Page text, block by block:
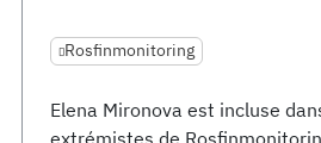
Rosfinmonitoring
Elena Mironova est incluse
extrémistes de